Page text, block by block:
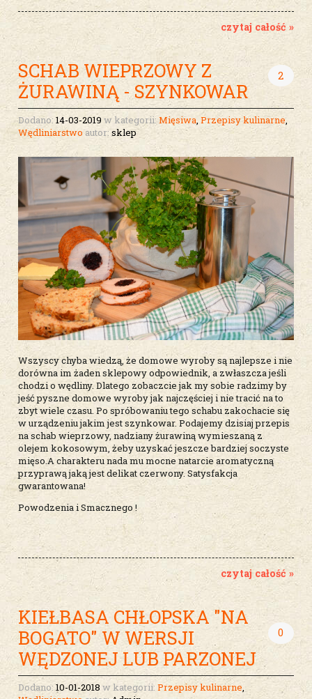
czytaj całość »
SCHAB WIEPRZOWY Z
ŻURAWINĄ - SZYNKOWAR
2
Dodano: 14-03-2019 w kategorii: Mięsiwa Przepisy kulinarne
Wędliniarstwo autor: sklep
Wszyscy chyba wiedzą, że domowe wyroby są najlepsze i nie
dorówna im żaden sklepowy odpowiednik, a zwłaszcza jeśli
chodzi o wędliny. Dlatego zobaczcie jak my sobie radzimy by
jeść pyszne domowe wyroby jak najczęściej i nie tracić na to
zbyt wiele czasu. Po spróbowaniu tego schabu zakochacie się
w urządzeniu jakim jest szynkowar. Podajemy dzisiaj przepis
na schab wieprzowy, nadziany żurawiną wymieszaną z
olejem kokosowym, żeby uzyskać jeszcze bardziej soczyste
mięso.A charakteru nada mu mocne natarcie aromatyczną
przyprawą jaką jest delikat czerwony. Satysfakcja
gwarantowana!
Powodzenia i Smacznego !
czytaj całość »
KIEŁBASA CHŁOPSKA "NA
BOGATO" W WERSJI
WĘDZONEJ LUB PARZONEJ
0
Dodano: 10-01-2018 w kategorii: Przepisy kulinarne,